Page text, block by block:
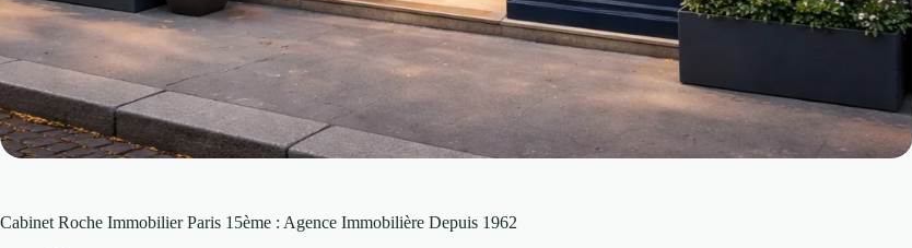
Cabinet Roche Immobilier Paris 15ème : Agence Immobilière Depuis 1962